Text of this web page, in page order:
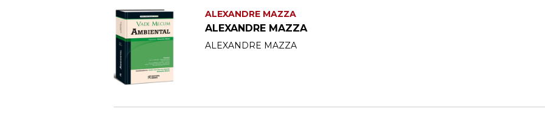
ALEXANDRE MAZZA
ALEXANDRE MAZZA
ALEXANDRE MAZZA